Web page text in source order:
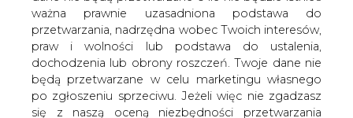
ważna prawnie uzasadniona podstawa do
przetwarzania, nadrzędna wobec Twoich interesów,
praw i wolności lub podstawa do ustalenia,
dochodzenia lub obrony roszczeń. Twoje dane nie
będą przetwarzane w celu marketingu własnego
po zgłoszeniu sprzeciwu. Jeżeli więc nie zgadzasz
się z naszą oceną niezbędności przetwarzania
Dwory w piątek w dwóch osobnych
komunikatach.
Spółka podała, że etylobenzen oraz butadien są jednymi
z podstawowych surowców wykorzystywanych w
procesach produkcji realizowanych w FCh "Dwory".